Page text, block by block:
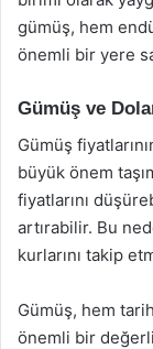
gümüş, hem
önemli bir yere
Gümüş ve
Gümüş
büyük önem
fiyatlarını
artırabilir. Bu
kurlarını takip
Gümüş, hem
önemli bir değerli